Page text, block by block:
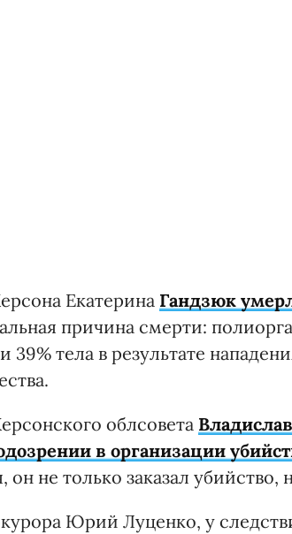
Екатерина Гандзюк
причина смерти:
тела в результате
облсовета
в организации
он не только заказал убийство,
Юрий Луценко, у